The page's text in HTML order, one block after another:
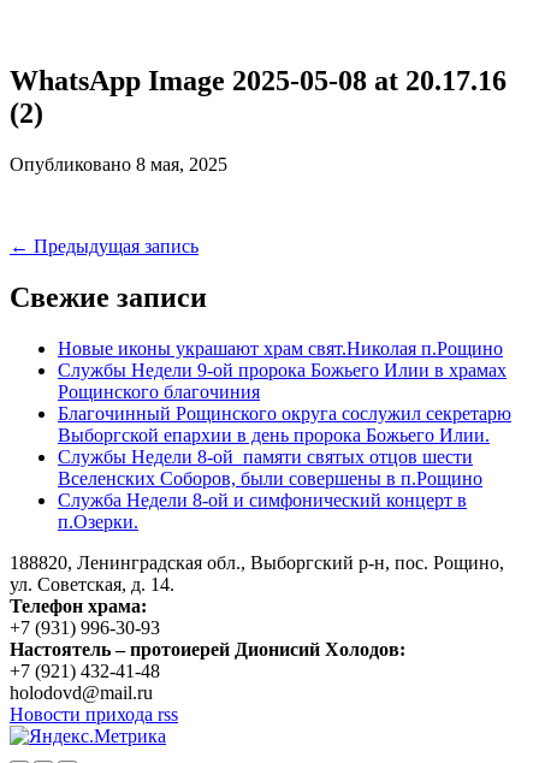
to
content
WhatsApp Image 2025-05-08 at 20.17.16
(2)
Опубликовано 8 мая, 2025
Навигация
по
записям
← Предыдущая запись
Свежие записи
Новые иконы украшают храм свят.Николая п.Рощино
Службы Недели 9-ой пророка Божьего Илии в храмах
Рощинского благочиния
Благочинный Рощинского округа сослужил секретарю
Выборгской епархии в день пророка Божьего Илии.
Службы Недели 8-ой памяти святых отцов шести
Вселенских Соборов, были совершены в п.Рощино
Служба Недели 8-ой и симфонический концерт в
п.Озерки.
188820, Ленинградская обл., Выборгский р-н, пос. Рощино,
ул. Советская, д. 14.
Телефон храма:
+7 (931) 996-30-93
Настоятель – протоиерей Дионисий Холодов:
+7 (921) 432-41-48
holodovd@mail.ru
Новости прихода rss